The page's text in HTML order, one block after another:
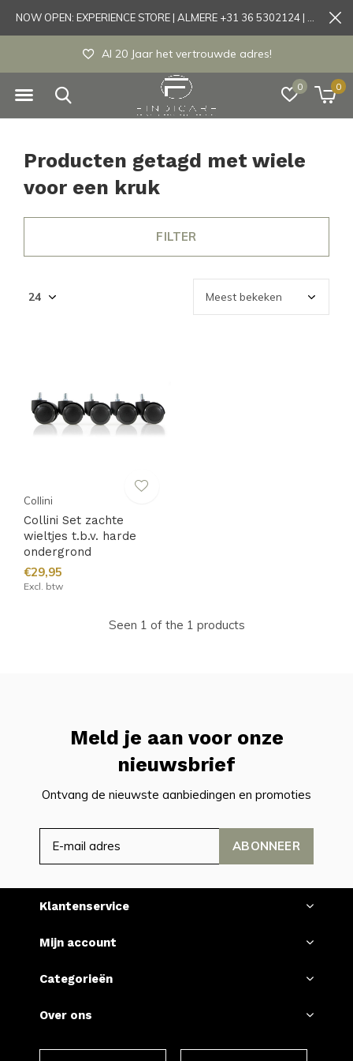
0 0
Al 20 Jaar het vertrouwde adres!
Producten getagd met wiele
voor een kruk
FILTER
Collini
Collini Set zachte
wieltjes t.b.v. harde
ondergrond
€29,95
Excl. btw
Seen 1 of the 1 products
Meld je aan voor onze
nieuwsbrief
Ontvang de nieuwste aanbiedingen en promoties
ABONNEER
Klantenservice
Mijn account
Categorieën
Over ons